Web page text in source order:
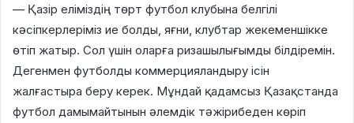
— Қазір еліміздің төрт футбол клубына белгілі
кәсіпкерлеріміз ие болды, яғни, клубтар жекеменшікке
өтіп жатыр. Сол үшін оларға ризашылығымды білдіремін.
Дегенмен футболды коммерцияландыру ісін
жалғастыра беру керек. Мұндай қадамсыз Қазақстанда
футбол дамымайтынын әлемдік тәжірибеден көріп